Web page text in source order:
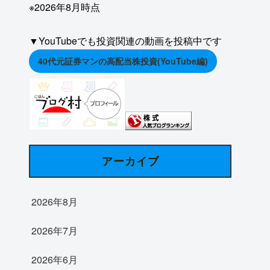
※2026年8月時点
▼YouTubeでも投資関連の動画を投稿中です
40代元証券マンの高配当株投資(YouTube編)
アーカイブ
2026年8月
2026年7月
2026年6月